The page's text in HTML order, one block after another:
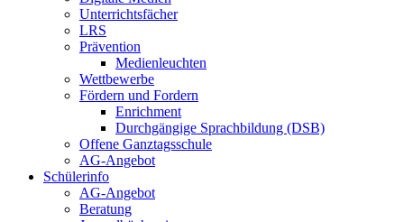
Unterrichtsfächer
LRS
Prävention
Medienleuchten
Wettbewerbe
Fördern und Fordern
Enrichment
Durchgängige Sprachbildung (DSB)
Offene Ganztagsschule
AG-Angebot
Schülerinfo
AG-Angebot
Beratung